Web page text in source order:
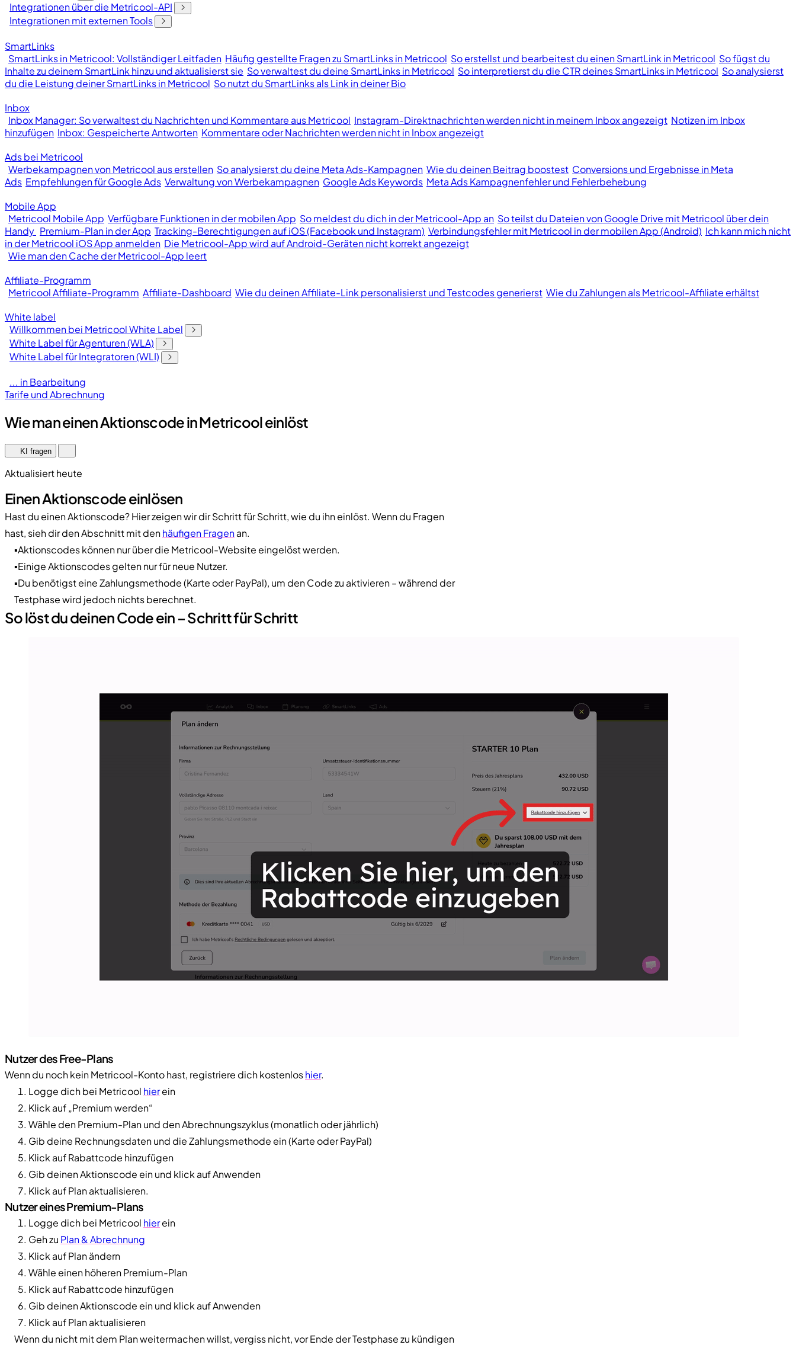
Integrationen über die Metricool-API
Integrationen mit externen Tools
SmartLinks
SmartLinks in Metricool: Vollständiger Leitfaden Häufig gestellte Fragen zu SmartLinks in Metricool So erstellst und bearbeitest du einen SmartLink in Metricool So fügst du
Inhalte zu deinem SmartLink hinzu und aktualisierst sie So verwaltest du deine SmartLinks in Metricool So interpretierst du die CTR deines SmartLinks in Metricool So analysierst
du die Leistung deiner SmartLinks in Metricool So nutzt du SmartLinks als Link in deiner Bio
Inbox
Inbox Manager: So verwaltest du Nachrichten und Kommentare aus Metricool Instagram-Direktnachrichten werden nicht in meinem Inbox angezeigt Notizen im Inbox
hinzufügen Inbox: Gespeicherte Antworten Kommentare oder Nachrichten werden nicht in Inbox angezeigt
Ads bei Metricool
Werbekampagnen von Metricool aus erstellen So analysierst du deine Meta Ads-Kampagnen Wie du deinen Beitrag boostest Conversions und Ergebnisse in Meta
Ads Empfehlungen für Google Ads Verwaltung von Werbekampagnen Google Ads Keywords Meta Ads Kampagnenfehler und Fehlerbehebung
Mobile App
Metricool Mobile App Verfügbare Funktionen in der mobilen App So meldest du dich in der Metricool-App an So teilst du Dateien von Google Drive mit Metricool über dein
Handy Premium-Plan in der App Tracking-Berechtigungen auf iOS (Facebook und Instagram) Verbindungsfehler mit Metricool in der mobilen App (Android) Ich kann mich nicht
in der Metricool iOS App anmelden Die Metricool-App wird auf Android-Geräten nicht korrekt angezeigt
Wie man den Cache der Metricool-App leert
Affiliate-Programm
Metricool Affiliate-Programm Affiliate-Dashboard Wie du deinen Affiliate-Link personalisierst und Testcodes generierst Wie du Zahlungen als Metricool-Affiliate erhältst
White label
Willkommen bei Metricool White Label
White Label für Agenturen (WLA)
White Label für Integratoren (WLI)
... in Bearbeitung
Tarife und Abrechnung
Wie man einen Aktionscode in Metricool einlöst
KI fragen
Aktualisiert heute
Einen Aktionscode einlösen
Hast du einen Aktionscode? Hier zeigen wir dir Schritt für Schritt, wie du ihn einlöst. Wenn du Fragen
hast, sieh dir den Abschnitt mit denhäufigen Fragenan.
▪️Aktionscodes können nur über die Metricool-Website eingelöst werden.
▪️Einige Aktionscodes gelten nur für neue Nutzer.
▪️Du benötigst eine Zahlungsmethode (Karte oder PayPal), um den Code zu aktivieren – während der
Testphase wird jedoch nichts berechnet.
So löst du deinen Code ein – Schritt für Schritt
Nutzer des Free-Plans
Wenn du noch kein Metricool-Konto hast, registriere dich kostenloshier.
Logge dich bei Metricool hierein
Klick auf „Premium werden“
Wähle den Premium-Plan und den Abrechnungszyklus (monatlich oder jährlich)
Gib deine Rechnungsdaten und die Zahlungsmethode ein (Karte oder PayPal)
Klick auf Rabattcode hinzufügen
Gib deinen Aktionscode ein und klick auf Anwenden
Klick auf Plan aktualisieren.
Nutzer eines Premium-Plans
Logge dich bei Metricool hierein
Geh zu Plan & Abrechnung
Klick auf Plan ändern
Wähle einen höheren Premium-Plan
Klick auf Rabattcode hinzufügen
Gib deinen Aktionscode ein und klick auf Anwenden
Klick auf Plan aktualisieren
Wenn du nicht mit dem Plan weitermachen willst, vergiss nicht, vor Ende der Testphase zu kündigen